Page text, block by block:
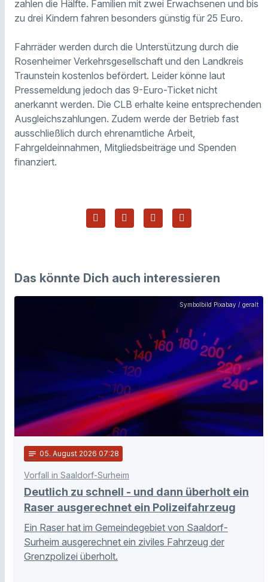
zahlen die Hälfte. Familien mit zwei Erwachsenen und bis
zu drei Kindern fahren besonders günstig für 25 Euro.
Fahrräder werden durch die Unterstützung durch die
Rosenheimer Verkehrsgesellschaft und den Landkreis
Traunstein kostenlos befördert. Leider könne laut
Pressemeldung jedoch das 9-Euro-Ticket nicht
anerkannt werden. Die CLB erhalte keine entsprechenden
Ausgleichszahlungen. Zudem werde der Betrieb fast
ausschließlich durch ehrenamtliche Arbeit,
Fahrgeldeinnahmen, Mitgliedsbeiträge und Spenden
finanziert.
Das könnte Dich auch interessieren
Symbolbild Pixabay / geralt
notes 05. August 2026 07:28
Vorfall in Saaldorf-Surheim
Deutlich zu schnell - und dann überholt ein
Raser ausgerechnet ein Polizeifahrzeug
Ein Raser hat im Gemeindegebiet von Saaldorf-
Surheim ausgerechnet ein ziviles Fahrzeug der
Grenzpolizei überholt.